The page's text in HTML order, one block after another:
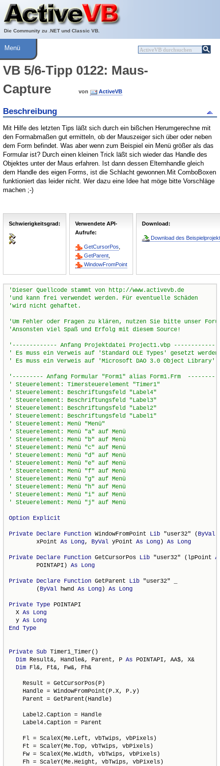
Die Community zu .NET und Classic VB.
Über ActiveVB
Hilfe
Menü
VB 5/6-Tipp 0122: Maus-
Capture
von ActiveVB
Beschreibung
Mit Hilfe des letzten Tips läßt sich durch ein bißchen Herumgerechne mit
den Formabmaßen gut ermitteln, ob der Mauszeiger sich über oder neben
dem Form befindet. Was aber wenn zum Beispiel ein Menü größer als das
Formular ist? Durch einen kleinen Trick läßt sich wieder das Handle des
Objektes unter der Maus erfahren. Ist dann dessen Elternhandle gleich
dem Handle des eigen Forms, ist die Schlacht gewonnen.Mit ComboBoxen
funktioniert das leider nicht. Wer dazu eine Idee hat möge bitte Vorschläge
machen ;-)
Schwierigkeitsgrad:
Verwendete API-
Aufrufe:
GetCursorPos
GetParent,
WindowFromPoint
Download:
Download des
Option Explicit
Private Declare Function WindowFromPoint Lib "user32" ( ByVal
        xPoint
As Long, ByVal yPoint As Long) As Long
Private Declare Function GetCursorPos Lib "user32" (lpPoint
        POINTAPI)
As Long
Private Declare Function GetParent Lib "user32" _
        (
ByVal hwnd As Long) As Long
Private Type POINTAPI
  X
As Long
  y
As Long
End Type
Private Sub Timer1_Timer()
Dim Result&, Handle&, Parent, P As POINTAPI, AA$, X&
Dim Fl&, Ft&, Fw&, Fh&
    Result = GetCursorPos(P)
    Handle = WindowFromPoint(P.X, P.y)
    Parent = GetParent(Handle)
    Label2.Caption = Handle
    Label4.Caption = Parent
    Fl = ScaleX(Me.Left, vbTwips, vbPixels)
    Ft = ScaleY(Me.Top, vbTwips, vbPixels)
    Fw = ScaleX(Me.Width, vbTwips, vbPixels)
    Fh = ScaleY(Me.Height, vbTwips, vbPixels)